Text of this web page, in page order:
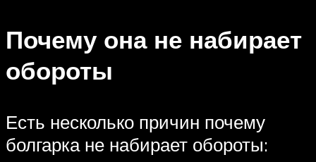
Почему она не набирает
обороты
Есть несколько причин почему
болгарка не набирает обороты: